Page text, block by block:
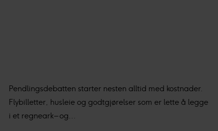
Pendlingsdebatten starter nesten alltid med kostnader.
Flybilletter, husleie og godtgjørelser som er lette å legge
i et regneark – og...